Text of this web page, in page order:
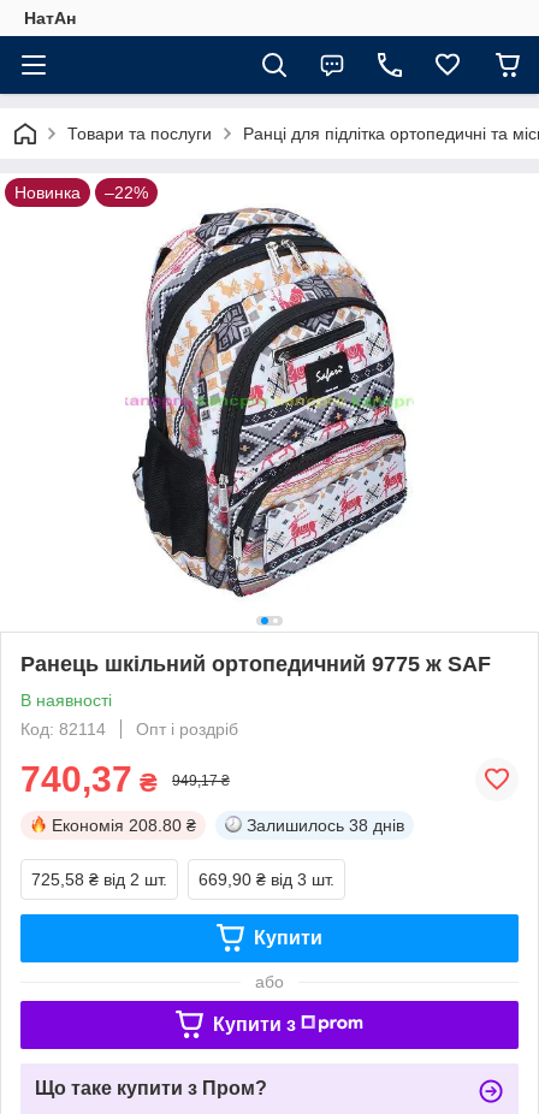
НатАн
Товари та послуги Ранці для підлітка ортопедичні та
Новинка –22%
Ранець шкільний ортопедичний 9775 ж SAF
В наявності
Код: 82114
Опт і роздріб
740,37 ₴ 949,17 ₴
Економія 208.80 ₴ Залишилось 38 днів
725,58 ₴ від 2 шт. 669,90 ₴ від 3 шт.
Купити
або
Купити з
Що таке купити з Пром?